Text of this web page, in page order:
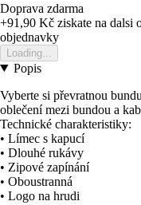
Doprava zdarma
+91,90 Kč ziskate na dalsi
objednavky
Loading...
Popis
Vyberte si převratnou
oblečení mezi bundou a
Technické charakteristiky:
• Límec s kapucí
• Dlouhé rukávy
• Zipové zapínání
• Oboustranná
• Logo na hrudi